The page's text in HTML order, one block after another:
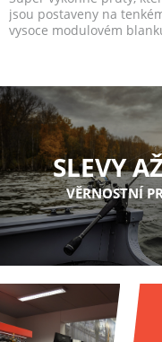
jsou postaveny na
vysoce modulovém
SLEVY
VĚRNOSTNÍ